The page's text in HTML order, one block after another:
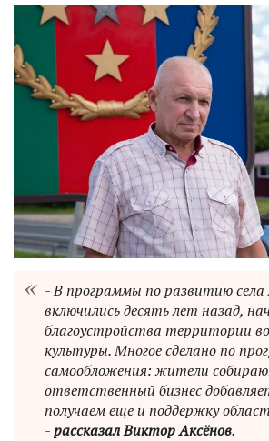
- В программы по развитию
включились десять лет назад,
благоустройства территории
культуры. Многое сделано по
самообложения: жители
ответственный бизнес
получаем еще и поддержку
-рассказал Виктор Аксёнов.